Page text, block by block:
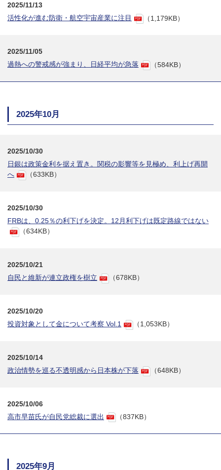
2025/11/13
活性化が進む防衛・航空宇宙産業に注目
（1,179KB）
2025/11/05
過熱への警戒感が強まり、日経平均が急落
（584KB）
2025年10月
2025/10/30
日銀は政策金利を据え置き。関税の影響等を見極め、利上げ再開
へ
（633KB）
2025/10/30
FRBは、0.25％の利下げを決定。12月利下げは既定路線ではない
（634KB）
2025/10/21
自民と維新が連立政権を樹立
（678KB）
2025/10/20
投資対象として金について考察 Vol.1
（1,053KB）
2025/10/14
政治情勢を巡る不透明感から日本株が下落
（648KB）
2025/10/06
高市早苗氏が自民党総裁に選出
（837KB）
2025年9月